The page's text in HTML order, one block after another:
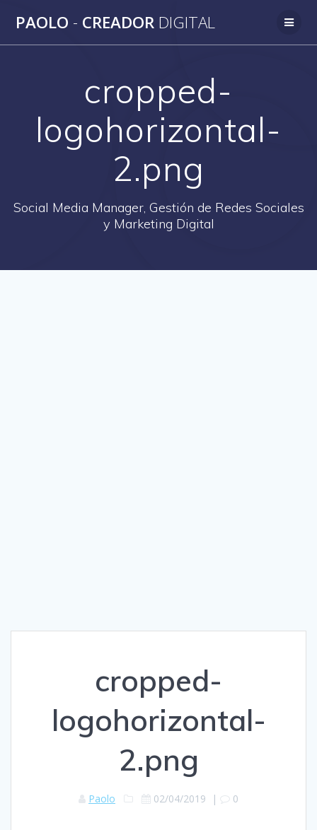
al
PAOLO - CREADOR DIGITAL
cropped-
logohorizontal-
2.png
Social Media Manager, Gestión de Redes Sociales
y Marketing Digital
cropped-
logohorizontal-
2.png
Paolo 02/04/2019 | 0